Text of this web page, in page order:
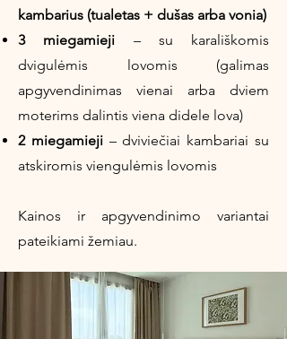
kambarius (tualetas + dušas arba vonia)
3 miegamieji – su karališkomis
dvigulėmis lovomis (galimas
apgyvendinimas vienai arba dviem
moterims dalintis viena didele lova)
2 miegamieji – dviviečiai kambariai su
atskiromis viengulėmis lovomis
Kainos ir apgyvendinimo variantai
pateikiami žemiau.